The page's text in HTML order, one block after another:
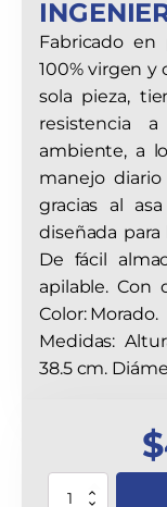
Fabricado
100% virgen y
sola pieza,
resistencia
ambiente, a
manejo
gracias al
diseñada para
De fácil
apilable. Con
Color: Morado.
Medidas:
38.5 cm.
$
Trafitambo